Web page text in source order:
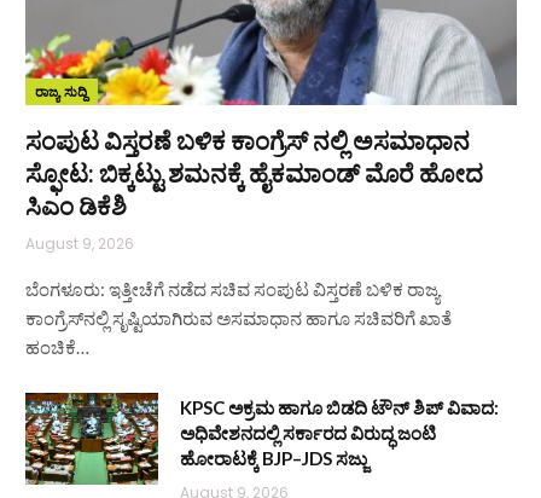
ರಾಜ್ಯ ಸುದ್ದಿ
ಸಂಪುಟ ವಿಸ್ತರಣೆ ಬಳಿಕ ಕಾಂಗ್ರೆಸ್‌ ನಲ್ಲಿ ಅಸಮಾಧಾನ
ಸ್ಫೋಟ: ಬಿಕ್ಕಟ್ಟು ಶಮನಕ್ಕೆ ಹೈಕಮಾಂಡ್‌ ಮೊರೆ ಹೋದ
ಸಿಎಂ ಡಿಕೆಶಿ
August 9, 2026
ಬೆಂಗಳೂರು: ಇತ್ತೀಚೆಗೆ ನಡೆದ ಸಚಿವ ಸಂಪುಟ ವಿಸ್ತರಣೆ ಬಳಿಕ ರಾಜ್ಯ
ಕಾಂಗ್ರೆಸ್‌ನಲ್ಲಿ ಸೃಷ್ಟಿಯಾಗಿರುವ ಅಸಮಾಧಾನ ಹಾಗೂ ಸಚಿವರಿಗೆ ಖಾತೆ
ಹಂಚಿಕೆ…
KPSC ಅಕ್ರಮ ಹಾಗೂ ಬಿಡದಿ ಟೌನ್‌ ಶಿಪ್ ವಿವಾದ:
ಅಧಿವೇಶನದಲ್ಲಿ ಸರ್ಕಾರದ ವಿರುದ್ಧ ಜಂಟಿ
ಹೋರಾಟಕ್ಕೆ BJP–JDS ಸಜ್ಜು
August 9, 2026